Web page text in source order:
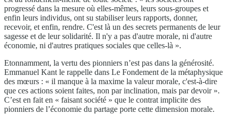
progressé dans la mesure où elles-mêmes, leurs sous-groupes et
enfin leurs individus, ont su stabiliser leurs rapports, donner,
recevoir, et enfin, rendre. C'est là un des secrets permanents de leur
sagesse et de leur solidarité. Il n'y a pas d'autre morale, ni d'autre
économie, ni d'autres pratiques sociales que celles-là ».
Etonnamment, la vertu des pionniers n’est pas dans la générosité.
Emmanuel Kant le rappelle dans Le Fondement de la métaphysique
des mœurs : « il manque à la maxime la valeur morale, c'est-à-dire
que ces actions soient faites, non par inclination, mais par devoir ».
C’est en fait en « faisant société » que le contrat implicite des
pionniers de l’économie du partage porte cette dimension morale.